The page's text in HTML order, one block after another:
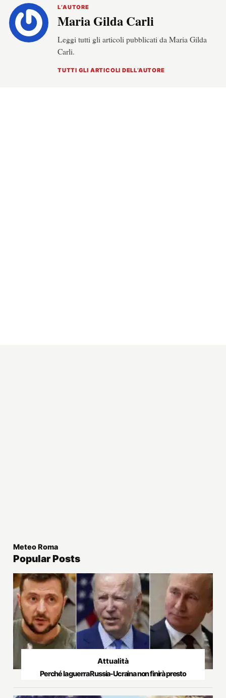
L’AUTORE
Maria Gilda Carli
Leggi tutti gli articoli pubblicati da Maria Gilda
Carli.
TUTTI GLI ARTICOLI DELL’AUTORE
Meteo Roma
Popular Posts
Attualità
Perché la guerra Russia-Ucraina non finirà presto